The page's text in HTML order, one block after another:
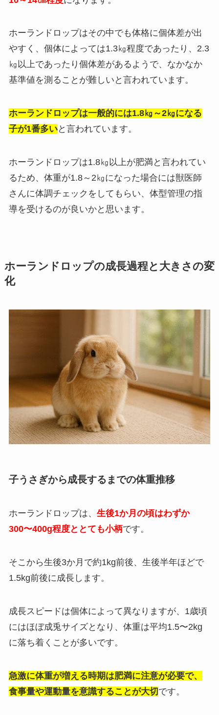
ホーランドロップはその中でも体格に個体差が出
やすく、個体によっては1.3㎏程度であったり、2.3
㎏以上であったり個体差があるようで、なかなか
基準値を測ることが難しいと言われています。
ホーランドロップは一般的には1.8㎏～2㎏になる
子が1番多いと言われています。
ホーランドロップは1.8㎏以上が肥満 と言われてい
るため、体重が1.8～2㎏になった場合には獣医師
さんに体調チェックをしてもらい、体型管理の指
導を受けるのが良いかと思います。
ホーランドロップの成長過程と大きさの変
化
子うさぎから成長するまでの体重推移
ホーランドロップは、 生後1か月の頃はわずか
300〜400g程度ととても小柄です。
そこから生後3か月で約1kg前後、生後半年ほどで
1.5kg前後に成長します。
成長スピードは個体によって異なりますが、1歳頃
にはほぼ成兎サイズとなり、体重は平均1.5〜2kg
に落ち着くことが多いです。
急激に体重が増える時期は肥満に注意が必要で、
食事量や運動量を意識することが大切です。